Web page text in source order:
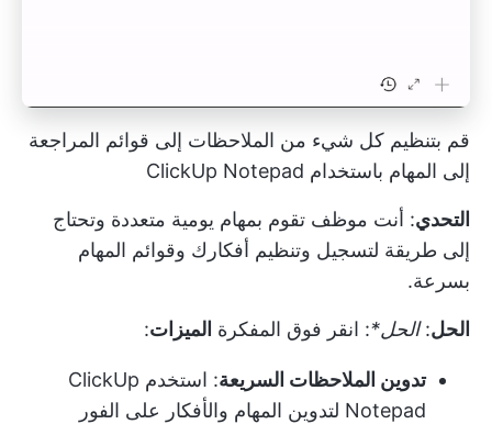
قم بتنظيم كل شيء من الملاحظات إلى قوائم المراجعة
إلى المهام باستخدام ClickUp Notepad
التحدي: أنت موظف تقوم بمهام يومية متعددة وتحتاج
إلى طريقة لتسجيل وتنظيم أفكارك وقوائم المهام
بسرعة.
الحل:الحل*: انقر فوق المفكرة الميزات:
تدوين الملاحظات السريعة
: استخدم ClickUp
Notepad لتدوين المهام والأفكار على الفور